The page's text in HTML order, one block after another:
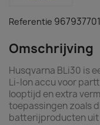
Referentie 967937701
Omschrijving
Husqvarna BLi30 is
Li-Ion accu voor
looptijd en extra
toepassingen zoals
batterijproducten uit